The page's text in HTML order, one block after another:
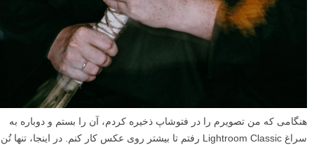
هنگامی که من تصویرم را در فتوشاپ ذخیره کردم، آن را بستم و دوباره به
سراغ Lightroom Classic رفتم تا بیشتر روی عکس کار کنم. در اینجا، تنها تُن